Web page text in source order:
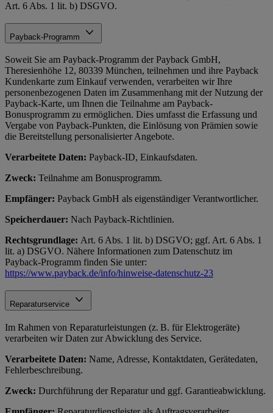
Art. 6 Abs. 1 lit. b) DSGVO.
Payback-Programm
Soweit Sie am Payback-Programm der Payback GmbH,
Theresienhöhe 12, 80339 München, teilnehmen und ihre Payback
Kundenkarte zum Einkauf verwenden, verarbeiten wir Ihre
personenbezogenen Daten im Zusammenhang mit der Nutzung der
Payback-Karte, um Ihnen die Teilnahme am Payback-
Bonusprogramm zu ermöglichen. Dies umfasst die Erfassung und
Vergabe von Payback-Punkten, die Einlösung von Prämien sowie
die Bereitstellung personalisierter Angebote.
Verarbeitete Daten: Payback-ID, Einkaufsdaten.
Zweck: Teilnahme am Bonusprogramm.
Empfänger: Payback GmbH als eigenständiger Verantwortlicher.
Speicherdauer: Nach Payback-Richtlinien.
Rechtsgrundlage: Art. 6 Abs. 1 lit. b) DSGVO; ggf. Art. 6 Abs. 1
lit. a) DSGVO. Nähere Informationen zum Datenschutz im
Payback-Programm finden Sie unter:
https://www.payback.de/info/hinweise-datenschutz-23
Reparaturservice
Im Rahmen von Reparaturleistungen (z. B. für Elektrogeräte)
verarbeiten wir Daten zur Abwicklung des Service.
Verarbeitete Daten: Name, Adresse, Kontaktdaten, Gerätedaten,
Fehlerbeschreibung.
Zweck: Durchführung der Reparatur und ggf. Garantieabwicklung.